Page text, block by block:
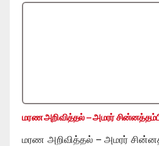
மரண அறிவித்தல் – அமரர்
மரண அறிவித்தல் – அமரர்